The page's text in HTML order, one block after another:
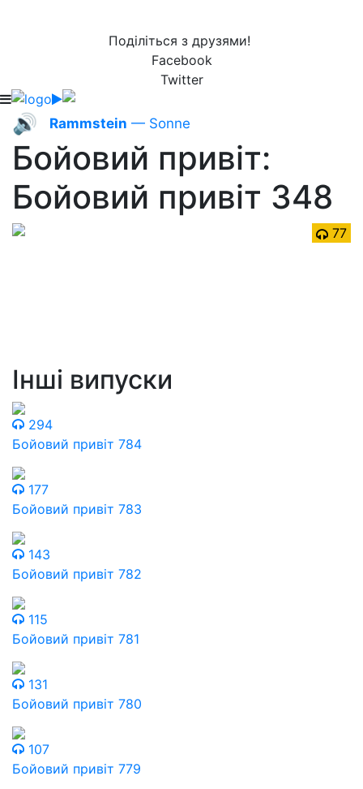
Поділіться з друзями!
Facebook
Twitter
🔊 Rammstein — Sonne
Бойовий привіт:
Бойовий привіт 348
77
Інші випуски
294
Бойовий привіт 784
177
Бойовий привіт 783
143
Бойовий привіт 782
115
Бойовий привіт 781
131
Бойовий привіт 780
107
Бойовий привіт 779